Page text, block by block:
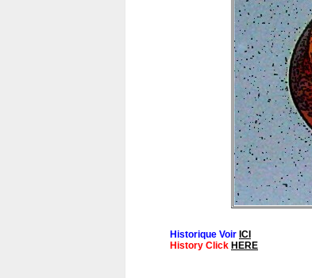
Historique Voir ICI
History Click HERE